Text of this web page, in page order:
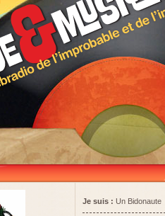
Je suis : Un Bidonaute